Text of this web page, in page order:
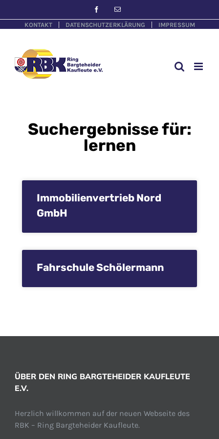
KONTAKT DATENSCHUTZERKLÄRUNG IMPRESSUM
Suchergebnisse für:
lernen
Immobilienvertrieb Nord
GmbH
Fahrschule Schölermann
ÜBER DEN RING BARGTEHEIDER KAUFLEUTE
E.V.
Herzlich willkommen auf der neuen Webseite des
RBK – Ring Bargteheider Kaufleute.